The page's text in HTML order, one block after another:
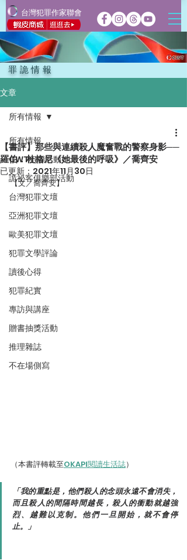
台灣犯罪作家聯會
罪詭情報
文章
所有情報
CWT犯聯活動
詭祕客俱樂部活動
台灣犯罪文壇
亞洲犯罪文壇
歐美犯罪文壇
犯罪文學評論
讀後心得
犯罪紀實
專訪與講座
贈書抽獎活動
推理雜誌
不在場側寫
所有情報
【書評】那些與連續殺人魔奮戰的警察身影──
羅伯．杜格尼《她最後的呼吸》／喬齊安
已更新： 2021年11月30日
【文／喬齊安】
（本書評轉載至OKAPI閱讀生活誌）
「我的重點是，他們殺人的念頭永遠不會消失，
而且殺人的間隔時間越長，殺人的衝動就越強
烈、越難以克制。他們一旦開始，就不會停
止。」